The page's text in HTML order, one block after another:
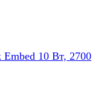
10 Вт, 2700